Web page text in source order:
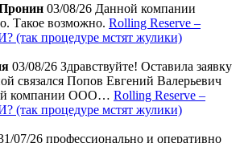
03/08/26 Данной компании
Такое возможно. Rolling Reserve –
процедуре мстят жулики)
03/08/26 Здравствуйте! Оставила заявку
связался Попов Евгений Валерьевич
компании ООО… Rolling Reserve –
процедуре мстят жулики)
07/26 профессионально и оперативно